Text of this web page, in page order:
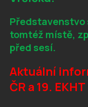
Představenstvo
tomtéž místě,
před sesí.
Aktuální
ČR a 19.